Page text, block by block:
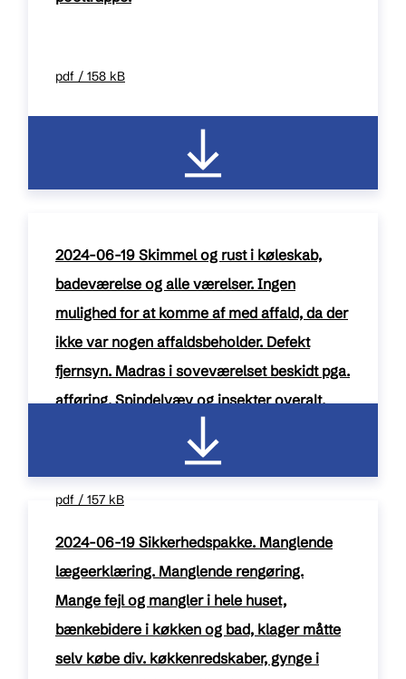
pdf / 158 kB
2024-06-19 Skimmel og rust i køleskab,
badeværelse og alle værelser. Ingen
mulighed for at komme af med affald, da der
ikke var nogen affaldsbeholder. Defekt
fjernsyn. Madras i soveværelset beskidt pga.
afføring. Spindelvæv og insekter overalt.
tilgroet udenomsareal
pdf / 157 kB
2024-06-19 Sikkerhedspakke. Manglende
lægeerklæring. Manglende rengøring.
Mange fejl og mangler i hele huset,
bænkebidere i køkken og bad, klager måtte
selv købe div. køkkenredskaber, gynge i